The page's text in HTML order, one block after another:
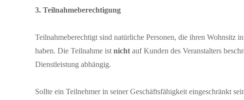
3. Teilnahmeberechtigung
Teilnahmeberechtigt sind natürliche Personen, die ihren Wohnsitz
haben. Die Teilnahme ist nicht auf Kunden des Veranstalters
Dienstleistung abhängig.
Sollte ein Teilnehmer in seiner Geschäftsfähigkeit eingeschränkt